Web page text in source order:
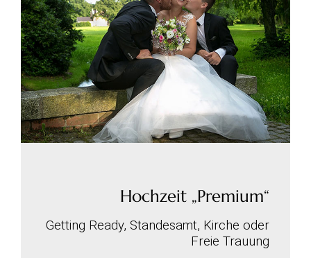
Hochzeit „Premium“
Getting Ready, Standesamt, Kirche oder
Freie Trauung